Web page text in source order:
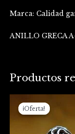
Marca: Calidad
ANILLO GRECA
Productos
¡Oferta!
¡Oferta!
precio
original
$110.000.